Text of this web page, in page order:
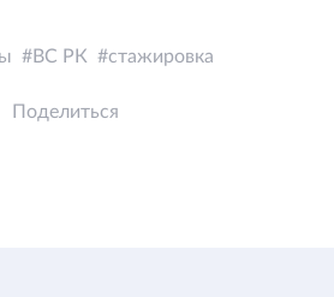
ВС РК стажировка
Поделиться